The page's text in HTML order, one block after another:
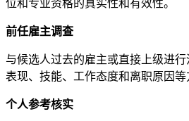
位和专业资格的真实性和有效性。
前任雇主调查
与候选人过去的雇主或直接上级进
表现、技能、工作态度和离职原因等
个人参考核实